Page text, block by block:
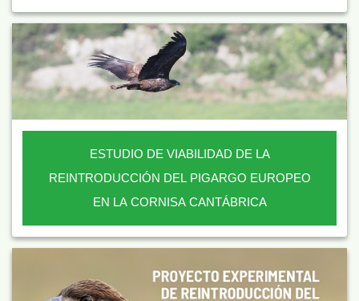
ESTUDIO DE VIABILIDAD DE LA
REINTRODUCCIÓN DEL PIGARGO EUROPEO
EN LA CORNISA CANTÁBRICA